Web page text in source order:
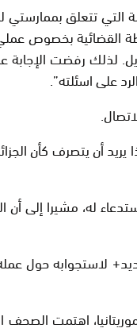
التي تتعلق
القضائية بخصوص
الطويل. لذلك رفضت
على اسئلته”.
أن يتصرف كأن
له، مشيرا إلى أن
لاستجوابه حول
اهتمت الصحف